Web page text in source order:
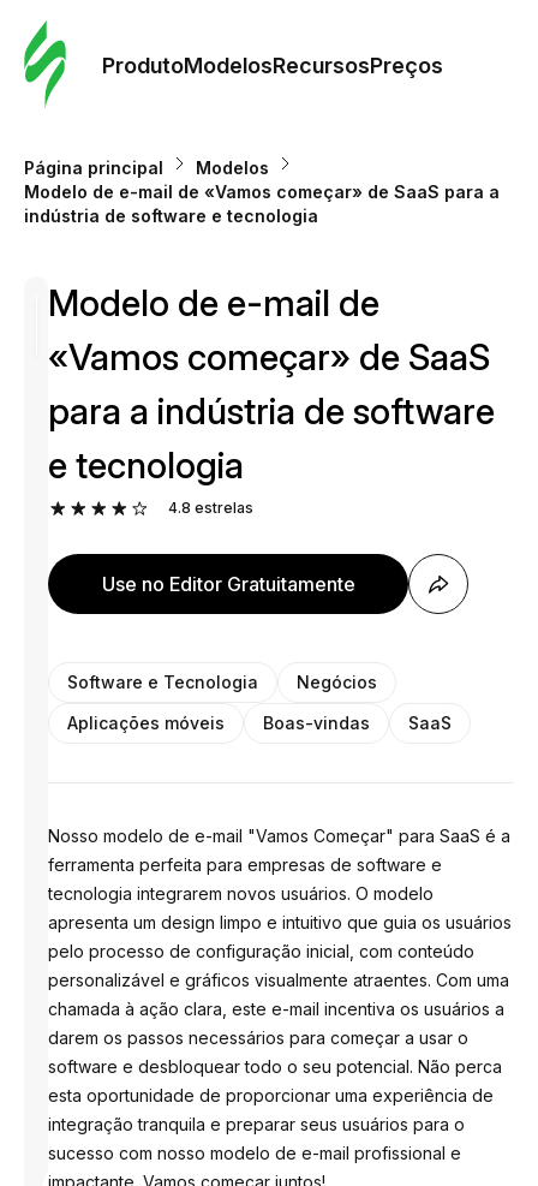
ProdutoModelosRecursosPreços
Página principal
Modelos
Modelo de e-mail de «Vamos começar» de SaaS para a
indústria de software e tecnologia
Desenhado
Modelo de e-mail de
«Vamos começar» de SaaS
para a indústria de software
e tecnologia
4.8 estrelas
Use no Editor Gratuitamente
Software e Tecnologia
Negócios
Aplicações móveis
Boas-vindas SaaS
Nosso modelo de e-mail "Vamos Começar" para SaaS é a
ferramenta perfeita para empresas de software e
tecnologia integrarem novos usuários. O modelo
apresenta um design limpo e intuitivo que guia os usuários
pelo processo de configuração inicial, com conteúdo
personalizável e gráficos visualmente atraentes. Com uma
chamada à ação clara, este e-mail incentiva os usuários a
darem os passos necessários para começar a usar o
software e desbloquear todo o seu potencial. Não perca
esta oportunidade de proporcionar uma experiência de
integração tranquila e preparar seus usuários para o
sucesso com nosso modelo de e-mail profissional e
impactante. Vamos começar juntos!